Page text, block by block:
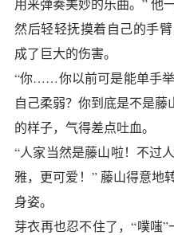
用来弹奏美妙的乐曲。” 他
然后轻轻抚摸着自己的手
成了巨大的伤害。
“你……你以前可是能单手
自己柔弱？你到底是不是
的样子，气得差点吐血。
“人家当然是藤山啦！不过
雅，更可爱！” 藤山得意地
身姿。
芽衣再也忍不住了，“噗嗤